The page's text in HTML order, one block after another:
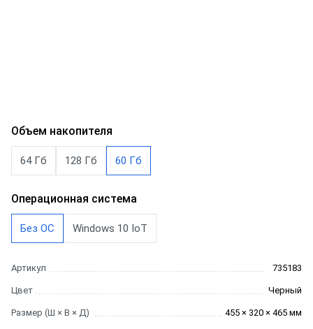
Объем накопителя
64 Гб 128 Гб 60 Гб
Операционная система
Без ОС Windows 10 IoT
Артикул 735183
Цвет Черный
Размер (Ш × В × Д) 455 × 320 × 465 мм